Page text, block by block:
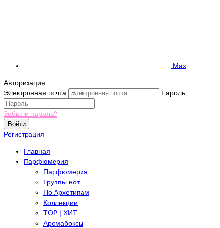
Max
Авторизация
Электронная почта
Пароль
Забыли пароль?
Войти
Регистрация
Главная
Парфюмерия
Парфюмерия
Группы нот
По Архетипам
Коллекции
TOP | ХИТ
Аромабоксы